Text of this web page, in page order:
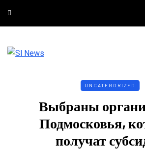
UNCATEGORIZED
Выбраны
Подмосковья,
получат